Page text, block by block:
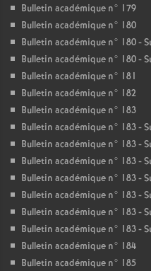
Bulletin académique n° 179
Bulletin académique n° 180
Bulletin académique n° 180 -
Bulletin académique n° 180 -
Bulletin académique n° 181
Bulletin académique n° 182
Bulletin académique n° 183
Bulletin académique n° 183 -
Bulletin académique n° 183 -
Bulletin académique n° 183 -
Bulletin académique n° 183 -
Bulletin académique n° 183 -
Bulletin académique n° 183 -
Bulletin académique n° 183 -
Bulletin académique n° 184
Bulletin académique n° 185